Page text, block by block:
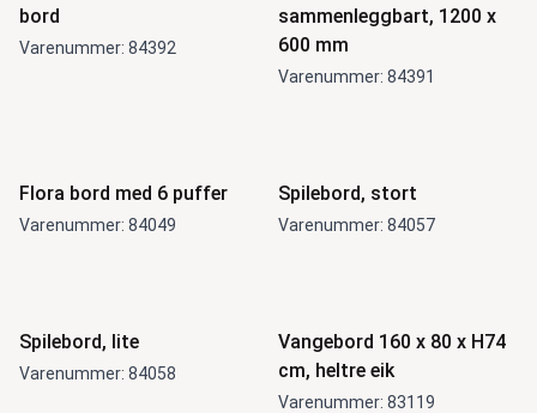
bord
Varenummer: 84392
sammenleggbart, 1200 x
600 mm
Varenummer: 84391
Flora bord med 6 puffer
Varenummer: 84049
Spilebord, stort
Varenummer: 84057
Spilebord, lite
Varenummer: 84058
Vangebord 160 x 80 x H74
cm, heltre eik
Varenummer: 83119